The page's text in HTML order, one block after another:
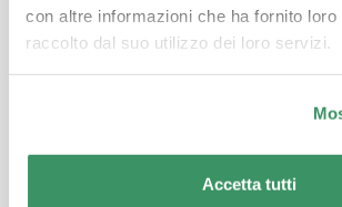
con altre informazioni che ha fornito loro
raccolto dal suo utilizzo dei loro servizi.
Accetta tutti